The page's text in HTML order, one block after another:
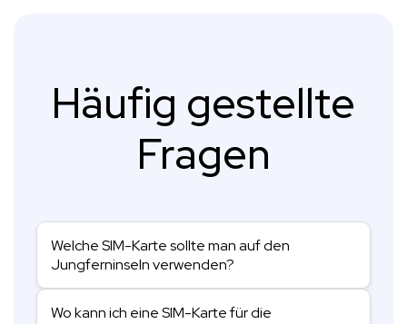
Häufig gestellte
Fragen
Welche SIM-Karte sollte man auf den
Jungferninseln verwenden?
Wo kann ich eine SIM-Karte für die